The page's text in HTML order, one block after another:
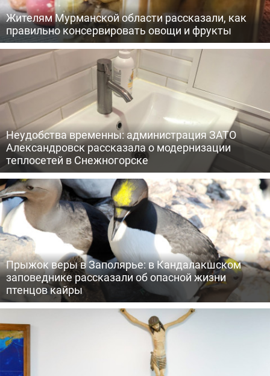
Жителям Мурманской области рассказали, как
правильно консервировать овощи и фрукты
Неудобства временны: администрация ЗАТО
Александровск рассказала о модернизации
теплосетей в Снежногорске
Прыжок веры в Заполярье: в Кандалакшском
заповеднике рассказали об опасной жизни
птенцов кайры